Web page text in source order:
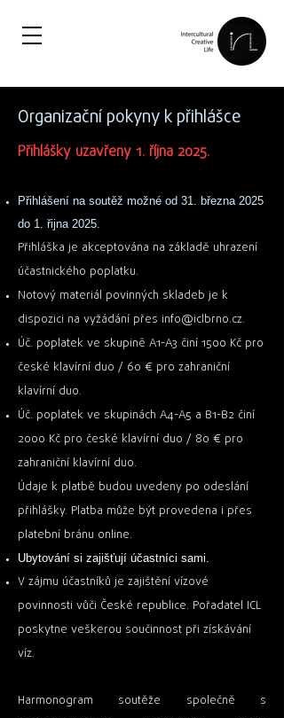
Organizační pokyny k přihlášce
Přihlášky uzavřeny 1. října 2025.
Přihlášení na soutěž možné od 31. března 2025
do 1. řijna 2025.
Přihláška je akceptována na základě uhrazení
účastnického poplatku.
Notový materiál povinných skladeb je k
dispozici na vyžádání přes info@iclbrno.cz.
Úč. poplatek ve skupině A1-A3 činí 1500 Kč pro
české klavírní duo / 60 € pro zahraniční
klavírní duo.
Úč. poplatek ve skupinách A4-A5 a B1-B2 činí
2000 Kč pro české klavírní duo / 80 € pro
zahraniční klavírní duo.
Údaje k platbě budou uvedeny po odeslání
přihlášky. Platba může být provedena i přes
platební bránu online.
Ubytování si zajišťují účastníci sami.
V zájmu účastníků je zajištění vízové
povinnosti vůči České republice. Pořadatel ICL
poskytne veškerou součinnost při získávání
víz.
Harmonogram soutěže společně s